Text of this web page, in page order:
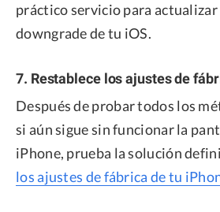
práctico servicio para actualizar
downgrade de tu iOS.
7. Restablece los ajustes de
Después de probar todos los
si aún sigue sin funcionar la
iPhone, prueba la solución
los ajustes de fábrica de tu